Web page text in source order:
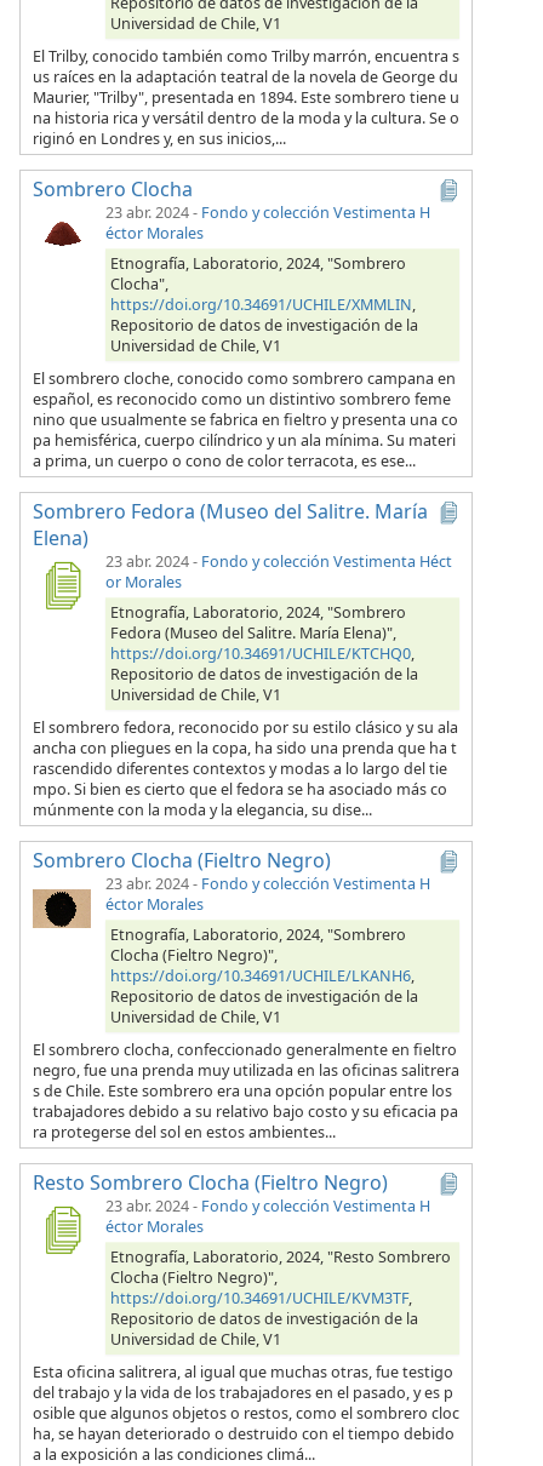
Universidad de Chile, V1
El Trilby, conocido también como Trilby marrón, encuentra s
us raíces en la adaptación teatral de la novela de George du
Maurier, "Trilby", presentada en 1894. Este sombrero tiene u
na historia rica y versátil dentro de la moda y la cultura. Se o
riginó en Londres y, en sus inicios,...
Sombrero Clocha
23 abr. 2024- Fondo y colección Vestimenta H
éctor Morales
Etnografía, Laboratorio, 2024, "Sombrero
Clocha",
https://doi.org/10.34691/UCHILE/XMMLIN,
Repositorio de datos de investigación de la
Universidad de Chile, V1
El sombrero cloche, conocido como sombrero campana en
español, es reconocido como un distintivo sombrero feme
nino que usualmente se fabrica en fieltro y presenta una co
pa hemisférica, cuerpo cilíndrico y un ala mínima. Su materi
a prima, un cuerpo o cono de color terracota, es ese...
Sombrero Fedora (Museo del Salitre. María
Elena)
23 abr. 2024- Fondo y colección Vestimenta Héct
or Morales
Etnografía, Laboratorio, 2024, "Sombrero
Fedora (Museo del Salitre. María Elena)",
https://doi.org/10.34691/UCHILE/KTCHQ0,
Repositorio de datos de investigación de la
Universidad de Chile, V1
El sombrero fedora, reconocido por su estilo clásico y su ala
ancha con pliegues en la copa, ha sido una prenda que ha t
rascendido diferentes contextos y modas a lo largo del tie
mpo. Si bien es cierto que el fedora se ha asociado más co
múnmente con la moda y la elegancia, su dise...
Sombrero Clocha (Fieltro Negro)
23 abr. 2024- Fondo y colección Vestimenta H
éctor Morales
Etnografía, Laboratorio, 2024, "Sombrero
Clocha (Fieltro Negro)",
https://doi.org/10.34691/UCHILE/LKANH6,
Repositorio de datos de investigación de la
Universidad de Chile, V1
El sombrero clocha, confeccionado generalmente en fieltro
negro, fue una prenda muy utilizada en las oficinas salitrera
s de Chile. Este sombrero era una opción popular entre los
trabajadores debido a su relativo bajo costo y su eficacia pa
ra protegerse del sol en estos ambientes...
Resto Sombrero Clocha (Fieltro Negro)
23 abr. 2024- Fondo y colección Vestimenta H
éctor Morales
Etnografía, Laboratorio, 2024, "Resto Sombrero
Clocha (Fieltro Negro)",
https://doi.org/10.34691/UCHILE/KVM3TF,
Repositorio de datos de investigación de la
Universidad de Chile, V1
Esta oficina salitrera, al igual que muchas otras, fue testigo
del trabajo y la vida de los trabajadores en el pasado, y es p
osible que algunos objetos o restos, como el sombrero cloc
ha, se hayan deteriorado o destruido con el tiempo debido
a la exposición a las condiciones climá...